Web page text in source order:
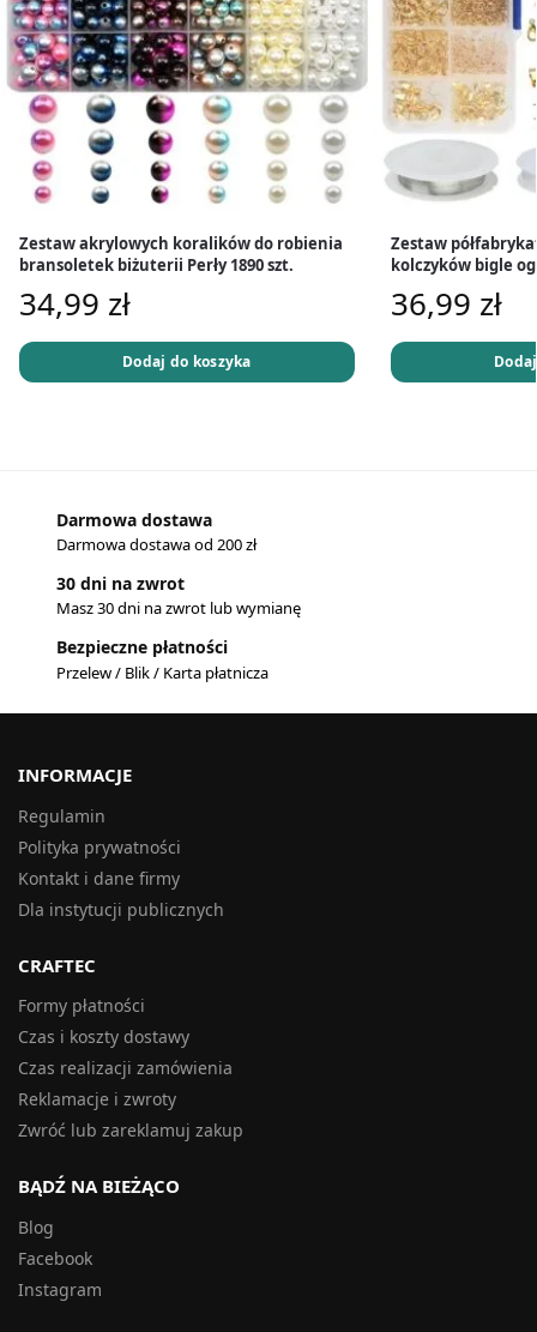
Zestaw akrylowych koralików do robienia
bransoletek biżuterii Perły 1890 szt.
34,99 zł
Dodaj do koszyka
Zestaw
kolczyków bigle
36,99 zł
Darmowa dostawa
Darmowa dostawa od 200 zł
30 dni na zwrot
Masz 30 dni na zwrot lub wymianę
Bezpieczne płatności
Przelew / Blik / Karta płatnicza
INFORMACJE
Regulamin
Polityka prywatności
Kontakt i dane firmy
Dla instytucji publicznych
CRAFTEC
Formy płatności
Czas i koszty dostawy
Czas realizacji zamówienia
Reklamacje i zwroty
Zwróć lub zareklamuj zakup
BĄDŹ NA BIEŻĄCO
Blog
Facebook
Instagram